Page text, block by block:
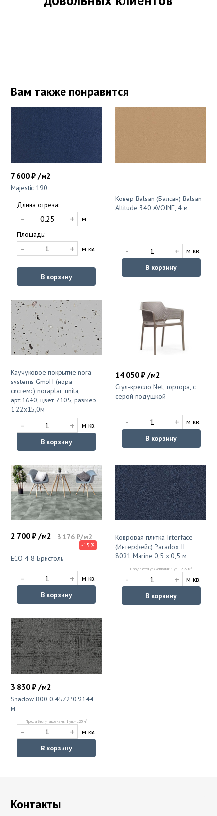
Вам также понравится
7 600 ₽ /м2
Majestic 190
Длина отреза:
- +
м
Площадь:
- + м кв.
В корзину
Ковер Balsan (Балсан) Balsan
Altitude 340 AVOINE, 4 м
- +
м кв.
В корзину
Каучуковое покрытие nora
systems GmbH (нора
системс) noraplan unita,
арт.1640, цвет 7105, размер
1,22х15,0м
- +
м кв.
В корзину
14 050 ₽ /м2
Стул-кресло Net, тортора, с
серой подушкой
- +
м кв.
В корзину
2 700 ₽ /м2 3 176 ₽/м2
-15%
ЕСО 4-8 Бристоль
- +
м кв.
В корзину
Ковровая плитка Interface
(Интерфейс) Paradox II
8091 Marine 0,5 x 0,5 м
Продаётся упаковками: 1 уп. - 2.22 м2
- +
м кв.
В корзину
3 830 ₽ /м2
Shadow 800 0.4572*0.9144
м
Продаётся упаковками: 1 уп. - 1.25 м2
- +
м кв.
В корзину
Контакты